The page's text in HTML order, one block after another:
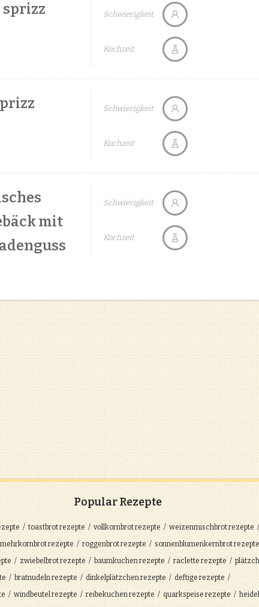
sprizz Schwierigkeit
Kochzeit
Schwierigkeit
Kochzeit
mit
Schwierigkeit
Kochzeit
Popular Rezepte
toastbrotrezepte vollkornbrotrezepte weizenmischbrotrezepte
mehrkornbrotrezepte roggenbrotrezepte sonnenblumenkernbrotrezepte
zwiebelbrotrezepte baumkuchenrezepte racletterezepte
bratnudelnrezepte dinkelplätzchenrezepte deftigerezepte
windbeutelrezepte reibekuchenrezepte quarkspeise rezepte